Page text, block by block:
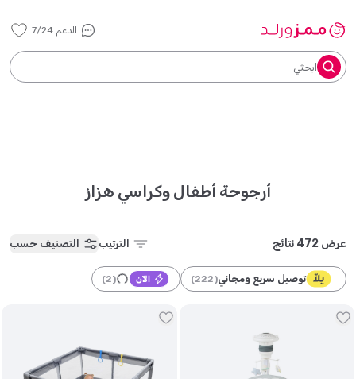
الدعم 7/24
ابحثي
أرجوحة أطفال وكراسي هزاز
عرض 472 نتائج الترتيب التصنيف حسب
توصيل سريع ومجاني(
222
)
(
2
)